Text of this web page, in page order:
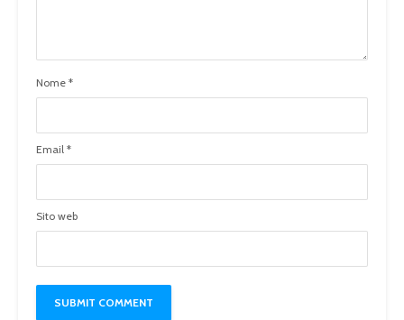
Nome *
Email *
Sito web